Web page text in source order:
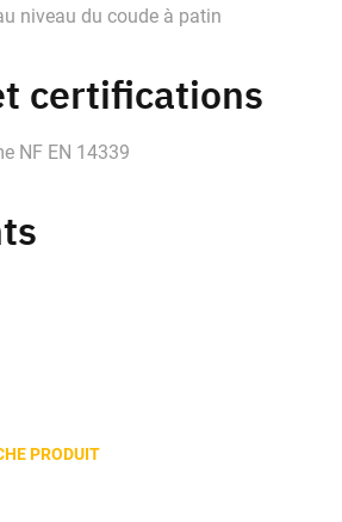
niveau du coude à patin
certifications
NF EN 14339
PRODUIT